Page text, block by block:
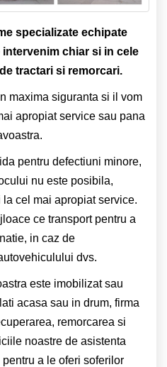
specializate echipate
chiar si in cele
tractari si remorcari.
maxima siguranta si il vom
apropiat service sau pana
pentru defectiuni minore,
nu este posibila,
cel mai apropiat service.
ce transport pentru a
in caz de
dvs.
este imobilizat sau
acasa sau in drum, firma
remorcarea si
noastre de asistenta
a le oferi soferilor